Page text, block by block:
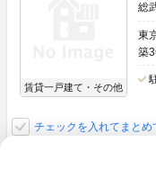
賃貸一戸建て・その他
総
東
築
チェックを入れてまとめ